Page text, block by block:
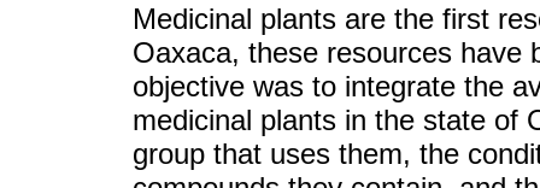
Medicinal plants are the first
Oaxaca, these resources have
objective was to integrate the
medicinal plants in the state of
group that uses them, the